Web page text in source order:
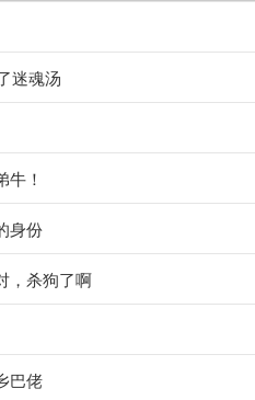
迷魂汤
！
身份
，杀狗了啊
巴佬